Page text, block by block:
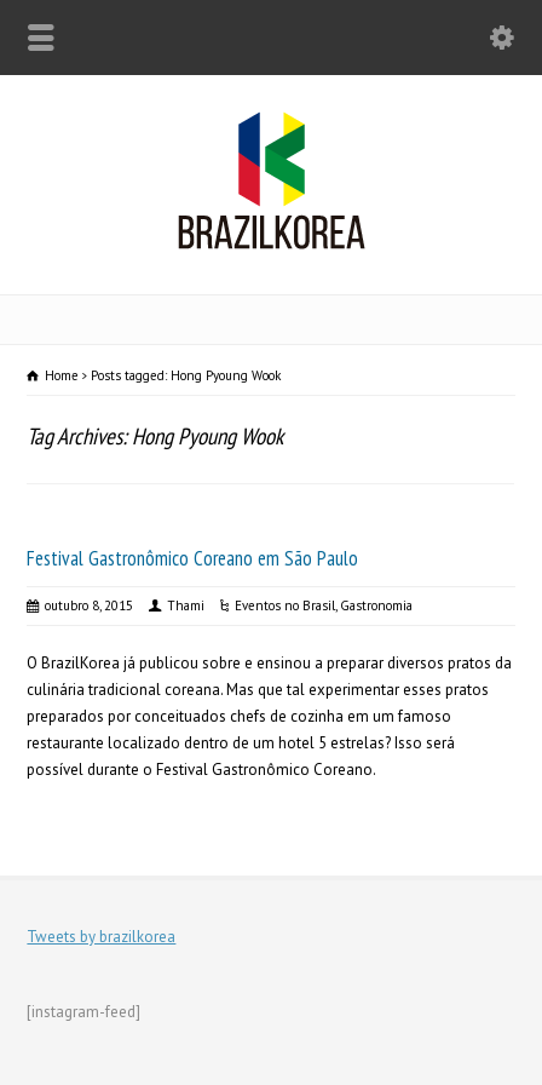
Home Posts tagged: Hong Pyoung Wook
Tag Archives: Hong Pyoung Wook
Festival Gastronômico Coreano em São Paulo
outubro 8, 2015 Thami Eventos no Brasil, Gastronomia
O BrazilKorea já publicou sobre e ensinou a preparar diversos pratos da
culinária tradicional coreana. Mas que tal experimentar esses pratos
preparados por conceituados chefs de cozinha em um famoso
restaurante localizado dentro de um hotel 5 estrelas? Isso será
possível durante o Festival Gastronômico Coreano.
Tweets by brazilkorea
[instagram-feed]